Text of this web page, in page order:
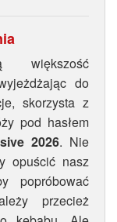
większość
do
skorzysta z
pod hasłem
2026. Nie
opuścić nasz
przecież